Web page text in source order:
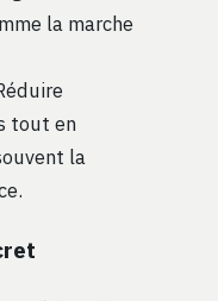
la marche
tout en
la